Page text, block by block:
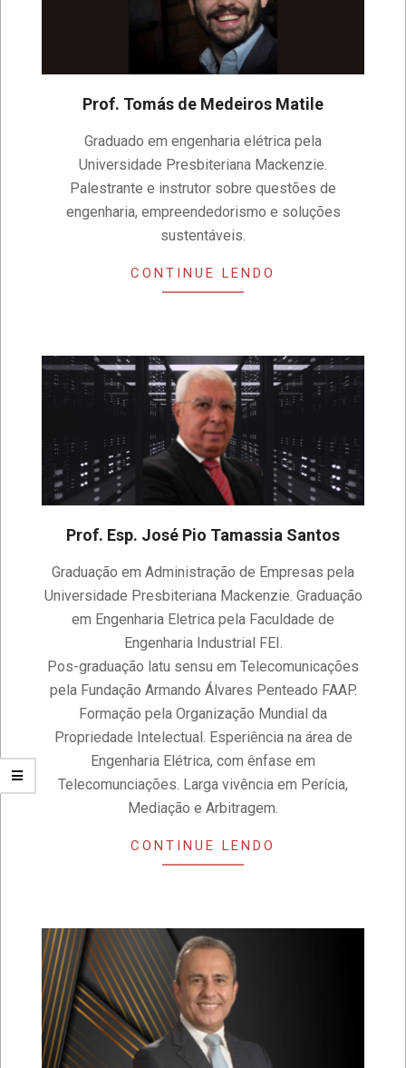
Prof. Tomás de Medeiros Matile
Graduado em engenharia elétrica pela
Universidade Presbiteriana Mackenzie.
Palestrante e instrutor sobre questões de
engenharia, empreendedorismo e soluções
sustentáveis.
CONTINUE LENDO
Prof. Esp. José Pio Tamassia Santos
04-
14
Graduação em Administração de Empresas pela
Universidade Presbiteriana Mackenzie. Graduação
em Engenharia Eletrica pela Faculdade de
Engenharia Industrial FEI.
Pos-graduação latu sensu em Telecomunicações
pela Fundação Armando Álvares Penteado FAAP.
Formação pela Organização Mundial da
Propriedade Intelectual. Esperiência na área de
Engenharia Elétrica, com ênfase em
Telecomunciações. Larga vivência em Perícia,
Mediação e Arbitragem.
CONTINUE LENDO